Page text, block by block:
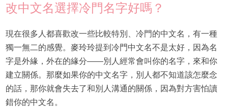
改中文名選擇冷門名字好嗎？
現在很多人都喜歡改一些比較特別、冷門的中文名，有一種
獨一無二的感覺。麥玲玲提到冷門中文名不是太好，因為名
字是外緣，外在的緣分——別人經常會叫你的名字，來和你
建立關係。那麼如果你的中文名字，別人都不知道該怎麼念
的話，那你就會失去了和別人溝通的關係，因為對方害怕讀
錯你的中文名。